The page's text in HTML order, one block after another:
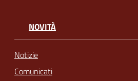
NOVITÀ
Notizie
Comunicati